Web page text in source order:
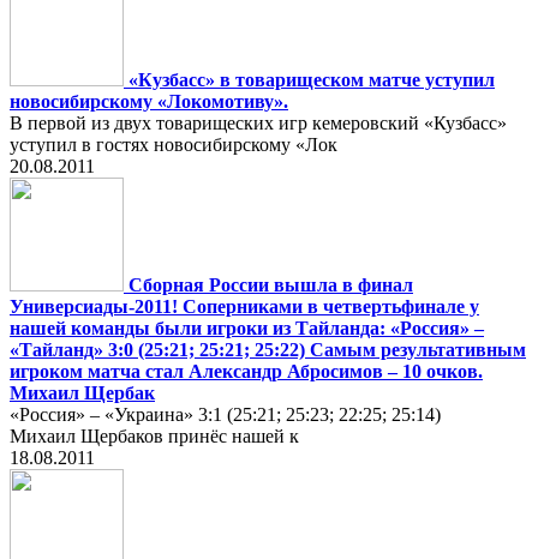
«Кузбасс» в товарищеском матче уступил
новосибирскому «Локомотиву».
В первой из двух товарищеских игр кемеровский «Кузбасс»
уступил в гостях новосибирскому «Лок
20.08.2011
Сборная России вышла в финал
Универсиады-2011! Соперниками в четвертьфинале у
нашей команды были игроки из Тайланда: «Россия» –
«Тайланд» 3:0 (25:21; 25:21; 25:22) Самым результативным
игроком матча стал Александр Абросимов – 10 очков.
Михаил Щербак
«Россия» – «Украина» 3:1 (25:21; 25:23; 22:25; 25:14)
Михаил Щербаков принёс нашей к
18.08.2011